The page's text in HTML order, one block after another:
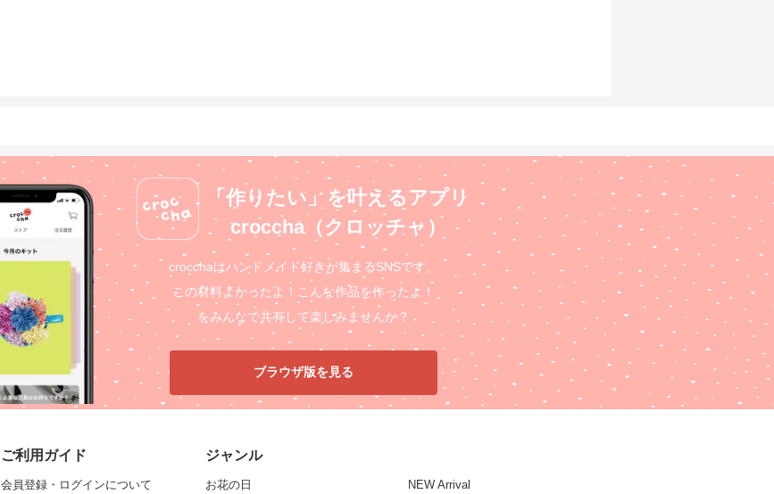
「作りたい」を叶えるアプリ
croccha（クロッチャ）
crocchaはハンドメイド好きが集まるSNSです。
この材料よかったよ！こんな作品を作ったよ！
をみんなで共有して楽しみませんか？
ブラウザ版を見る
ご利用ガイド
会員登録・ログインについて
ジャンル
お花の日 NEW Arrival